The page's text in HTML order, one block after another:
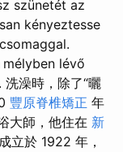
szünetét az
kényeztesse
lévő
澡時，除了“曬
豐原脊椎矯正 年
大師，他住在 新
立於 1922 年，